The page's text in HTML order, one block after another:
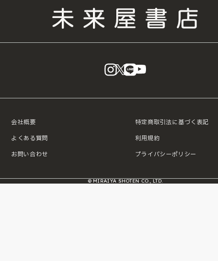
instagram
X LINE
会社概要
よくある質問
お問い合わせ
特定商取引法に基づく表記
利用規約
プライバシーポリシー
© MIRAIYA SHOTEN CO., LTD.